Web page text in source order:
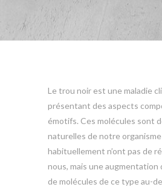
Le trou noir est une maladie
présentant des aspects
émotifs. Ces molécules sont
naturelles de notre
habituellement n’ont pas de
nous, mais une augmentation
de molécules de ce type au-